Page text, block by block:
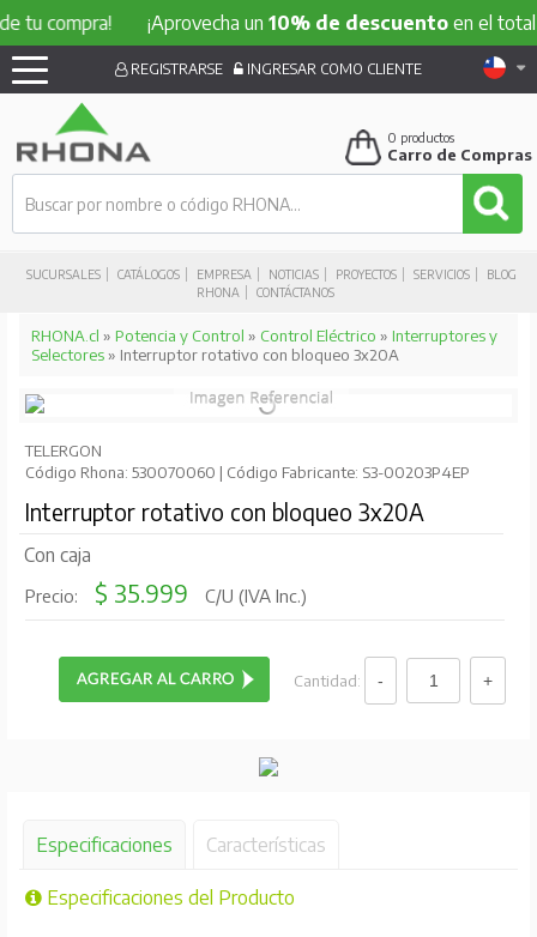
¡Aprovecha un10% de descuentoen el total de tu
SUCURSALES CATÁLOGOS EMPRESA NOTICIAS PROYECTOS SERVICIOS
BLOG
RHONA
CONTÁCTANOS
REGISTRARSE INGRESAR COMO CLIENTE
0 productos
Carro de Compras
RHONA.cl » Potencia y Control » Control Eléctrico » Interruptores y
Selectores» Interruptor rotativo con bloqueo 3x20A
TELERGON
Código Rhona: 530070060 | Código Fabricante: S3-00203P4EP
Interruptor rotativo con bloqueo 3x20A
Con caja
Precio: $ 35.999 C/U (IVA Inc.)
Cantidad:
Especificaciones Características
Especificaciones del Producto